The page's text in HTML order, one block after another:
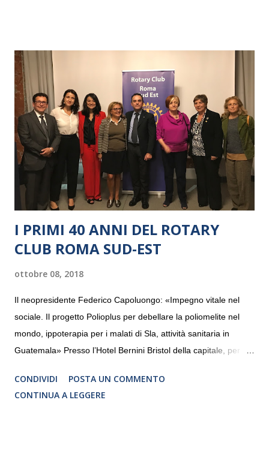
I PRIMI 40 ANNI DEL ROTARY
CLUB ROMA SUD-EST
ottobre 08, 2018
Il neopresidente Federico Capoluongo: «Impegno vitale nel
sociale. Il progetto Polioplus per debellare la poliomelite nel
mondo, ippoterapia per i malati di Sla, attività sanitaria in
Guatemala» Presso l’Hotel Bernini Bristol della capitale, per la
programmazione del Rotary Club Roma Sud-Est che festeggia
i quaranta anni di attività. Un’occasione per raccontare al
CONDIVIDI
POSTA UN COMMENTO
CONTINUA A LEGGERE